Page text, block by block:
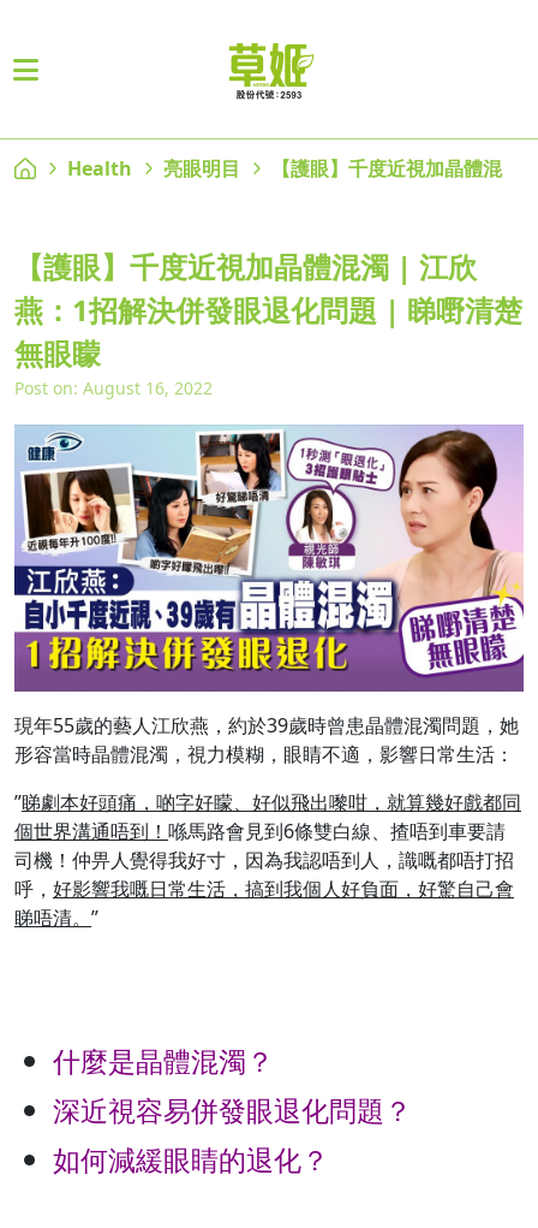
Health 亮眼明目 【護眼】千度近視加晶體混
【護眼】千度近視加晶體混濁 | 江欣
燕：1招解決併發眼退化問題 | 睇嘢清楚
無眼矇
Post on: August 16, 2022
現年55歲的藝人江欣燕，約於39歲時曾患晶體混濁問題，她
形容當時晶體混濁，視力模糊，眼睛不適，影響日常生活：
”睇劇本好頭痛，啲字好矇、好似飛出嚟咁，就算幾好戲都同
個世界溝通唔到！ 喺馬路會見到6條雙白線、揸唔到車要請
司機！仲畀人覺得我好寸，因為我認唔到人，識嘅都唔打招
呼， 好影響我嘅日常生活，搞到我個人好負面，好驚自己會
睇唔清。 ”
什麼是晶體混濁？
深近視容易併發眼退化問題？
如何減緩眼睛的退化？